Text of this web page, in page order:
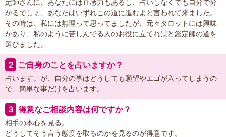
定師さんに、あなたには直感力もあるし、占いしなくても自分で分
かるでしょ、あなたはいずれこの道に進むよと言われて来ました。
その時は、私には無理って思ってましたが、元々タロットには興味
があり、私のように苦しんでる人のお役に立てればと鑑定師の道を
選びました。
２ ご自身のことを占いますか？
占います。が、自分の事はどうしても願望やエゴが入ってしまうの
で、簡単な事だけを占います。
３ 得意なご相談内容は何ですか？
相手の本心を見る。
どうしてそう言う態度を取るのかを見るのが得意です。